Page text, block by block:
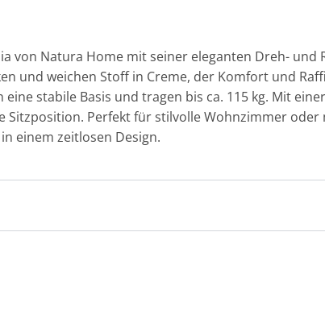
von Natura Home mit seiner eleganten Dreh- und
und weichen Stoff in Creme, der Komfort und
stabile Basis und tragen bis ca. 115 kg. Mit
Sitzposition. Perfekt für stilvolle Wohnzimmer
einem zeitlosen Design.